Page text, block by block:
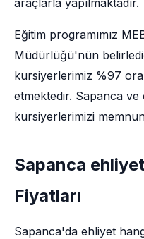
araçlarla yapılmaktadır.
Eğitim programımız
Müdürlüğü'nün
kursiyerlerimiz %97
etmektedir. Sapanca
kursiyerlerimizi
Sapanca
Fiyatları
Sapanca'da ehliyet